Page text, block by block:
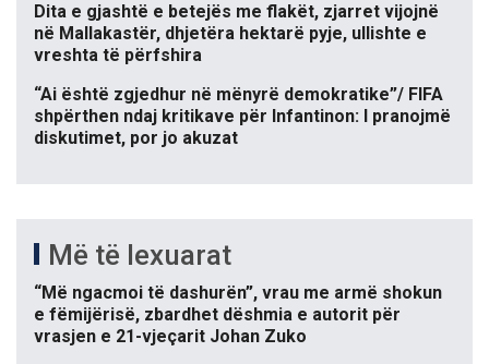
Dita e gjashtë e betejës me flakët, zjarret vijojnë
në Mallakastër, dhjetëra hektarë pyje, ullishte e
vreshta të përfshira
“Ai është zgjedhur në mënyrë demokratike”/ FIFA
shpërthen ndaj kritikave për Infantinon: I pranojmë
diskutimet, por jo akuzat
Më të lexuarat
“Më ngacmoi të dashurën”, vrau me armë shokun
e fëmijërisë, zbardhet dëshmia e autorit për
vrasjen e 21-vjeçarit Johan Zuko